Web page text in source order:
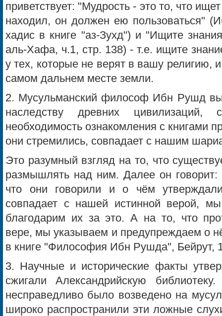
приветствует: "Мудрость - это то, что
находил, он должен ею пользоваться"
хадис в книге "аз-Зухд") и "Ищите
аль-Хафа, ч.1, стр. 138) - т.е. ищите
у тех, которые не верят в вашу религию,
самом дальнем месте земли.
2. Мусульманский философ Ибн Рушд
наследству древних цивилизаций,
необходимость ознакомления с книгами
они стремились, совпадает с нашим
Это разумный взгляд на то, что
размышлять над ним. Далее он
что они говорили и о чём
совпадает с нашей истинной верой,
благодарим их за это. А на то, что
вере, мы указываем и предупреждаем о
в книге "Философия Ибн Рушда", Бейрут,
3. Научные и исторические факты
сжигали Александрийскую
несправедливо было возведено на
широко распространили эти ложные